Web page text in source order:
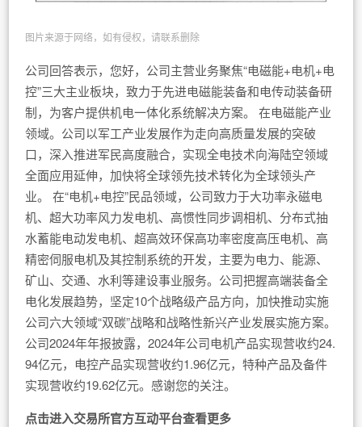
图片来源于网络，如有侵权，请联系删除
公司回答表示，您好，公司主营业务聚焦“电磁能+电机+电
控”三大主业板块，致力于先进电磁能装备和电传动装备研
制，为客户提供机电一体化系统解决方案。 在电磁能产业
领域。公司以军工产业发展作为走向高质量发展的突破
口，深入推进军民高度融合，实现全电技术向海陆空领域
全面应用延伸，加快将全球领先技术转化为全球领头产
业。 在“电机+电控”民品领域，公司致力于大功率永磁电
机、超大功率风力发电机、高惯性同步调相机、分布式抽
水蓄能电动发电机、超高效环保高功率密度高压电机、高
精密伺服电机及其控制系统的开发，主要为电力、能源、
矿山、交通、水利等建设事业服务。公司把握高端装备全
电化发展趋势，坚定10个战略级产品方向，加快推动实施
公司六大领域“双碳”战略和战略性新兴产业发展实施方案。
公司2024年年报披露，2024年公司电机产品实现营收约24.
94亿元，电控产品实现营收约1.96亿元，特种产品及备件
实现营收约19.62亿元。感谢您的关注。
点击进入交易所官方互动平台查看更多